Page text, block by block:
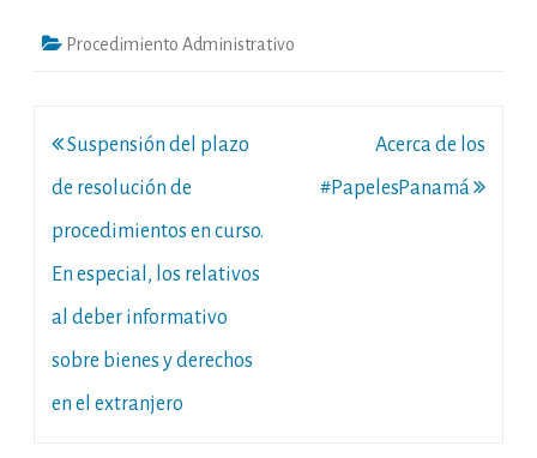
Procedimiento Administrativo
Navegación
de
entradas
Suspensión del plazo
de resolución de
procedimientos en curso.
En especial, los relativos
al deber informativo
sobre bienes y derechos
en el extranjero
Acerca de los
#PapelesPanamá